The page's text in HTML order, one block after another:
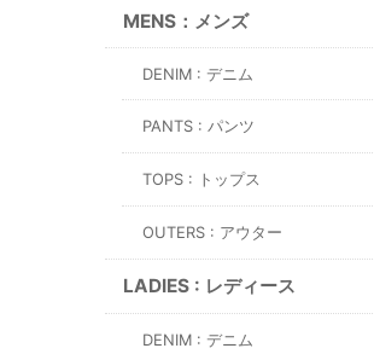
MENS：メンズ
DENIM : デニム
PANTS : パンツ
TOPS : トップス
OUTERS : アウター
LADIES : レディース
DENIM : デニム